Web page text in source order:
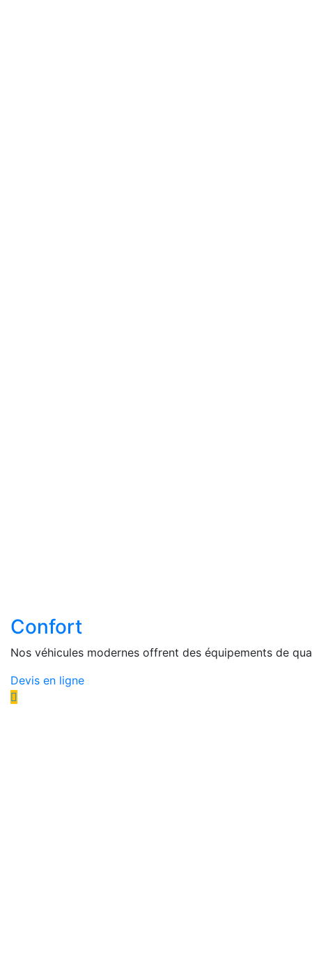
Confort
Nos véhicules modernes offrent des équipements de
Devis en ligne